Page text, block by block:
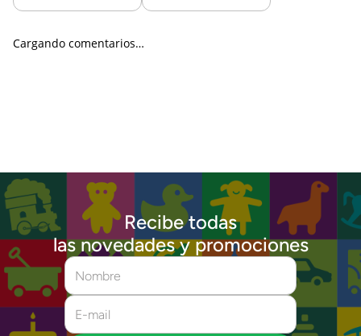
Cargando comentarios…
Recibe todas
las novedades y promociones